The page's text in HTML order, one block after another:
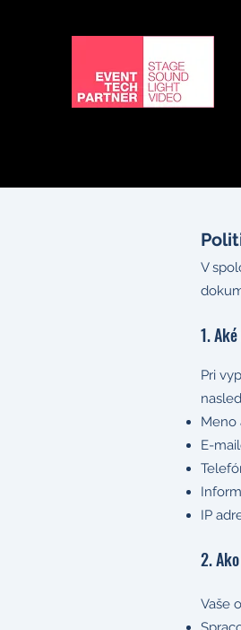
V
1.
Pri
Meno
E-
IP
2.
Vaše